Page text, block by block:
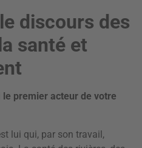
discours des
santé et
le premier acteur de votre
lui qui, par son travail,